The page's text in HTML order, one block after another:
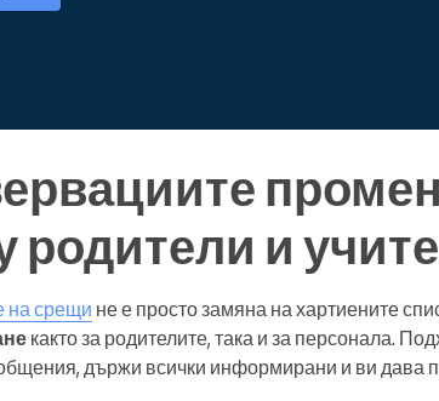
и
на срещи не е просто замяна на хартиените
както за родителите, така и за персонала.
държи всички информирани и ви дава